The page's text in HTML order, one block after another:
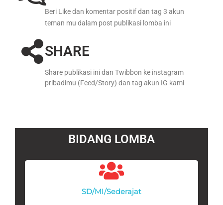
Beri Like dan komentar positif dan tag 3 akun
teman mu dalam post publikasi lomba ini
SHARE
Share publikasi ini dan Twibbon ke instagram
pribadimu (Feed/Story) dan tag akun IG kami
BIDANG LOMBA
SD/MI/Sederajat